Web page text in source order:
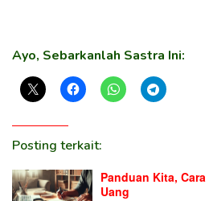
Ayo, Sebarkanlah Sastra Ini:
Posting terkait:
Panduan Kita,
Uang